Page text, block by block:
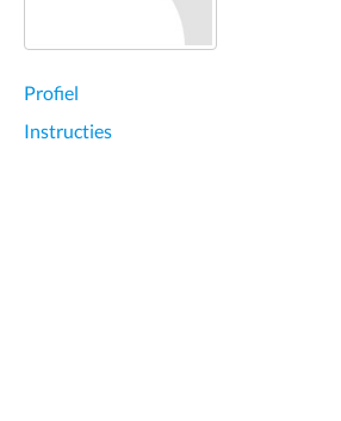
Profiel
Instructies